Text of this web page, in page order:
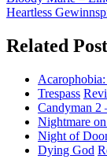
Post:
Next
Heartless
Related
Trespass
Candyman 2
Nightmare
Night of
Dying God